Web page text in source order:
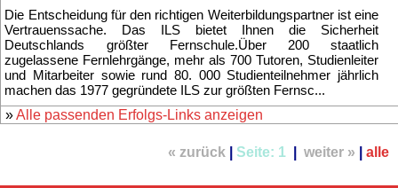
« zurück Seite: 1 weiter » alle